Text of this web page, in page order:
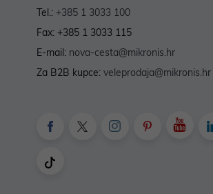
Tel.: +385 1 3033 100
Fax: +385 1 3033 115
E-mail: nova-cesta@mikronis.hr
Za B2B kupce: veleprodaja@mikronis.hr